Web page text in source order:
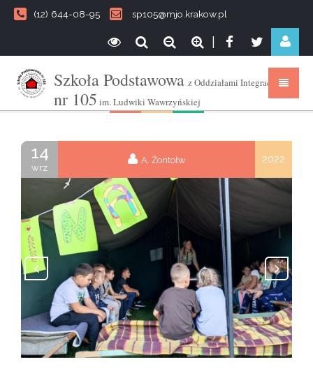
(12) 644-08-95 sp105@mjo.krakow.pl
Szkoła Podstawowa z Oddziałami Integracyjnymi
nr 105 im. Ludwiki Wawrzyńskiej
14
wrz
A. Żontołw 2022